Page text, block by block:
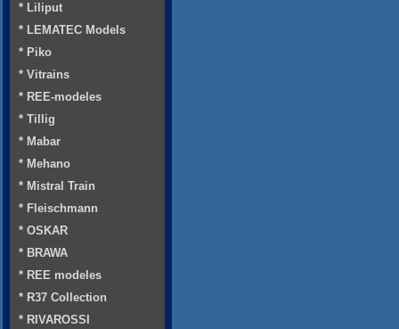
* Liliput
* LEMATEC Models
* Piko
* Vitrains
* REE-modeles
* Tillig
* Mabar
* Mehano
* Mistral Train
* Fleischmann
* OSKAR
* BRAWA
* REE modeles
* R37 Collection
* RIVAROSSI